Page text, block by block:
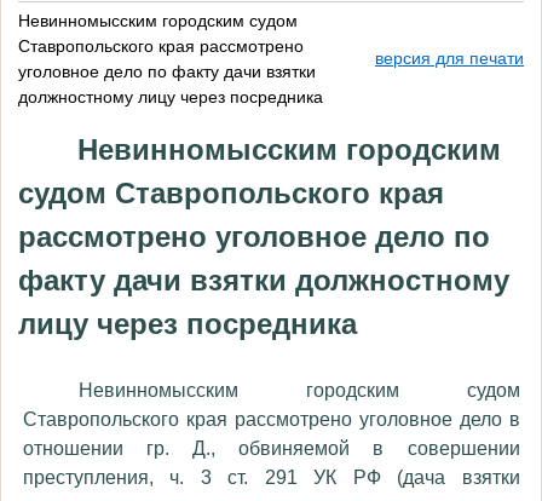
Невинномысским городским судом
Ставропольского края рассмотрено
уголовное дело по факту дачи взятки
должностному лицу через посредника
версия для печати
Невинномысским городским
судом Ставропольского края
рассмотрено уголовное дело по
факту дачи взятки должностному
лицу через посредника
Невинномысским городским судом
Ставропольского края рассмотрено уголовное дело в
отношении гр. Д., обвиняемой в совершении
преступления, ч. 3 ст. 291 УК РФ (дача взятки